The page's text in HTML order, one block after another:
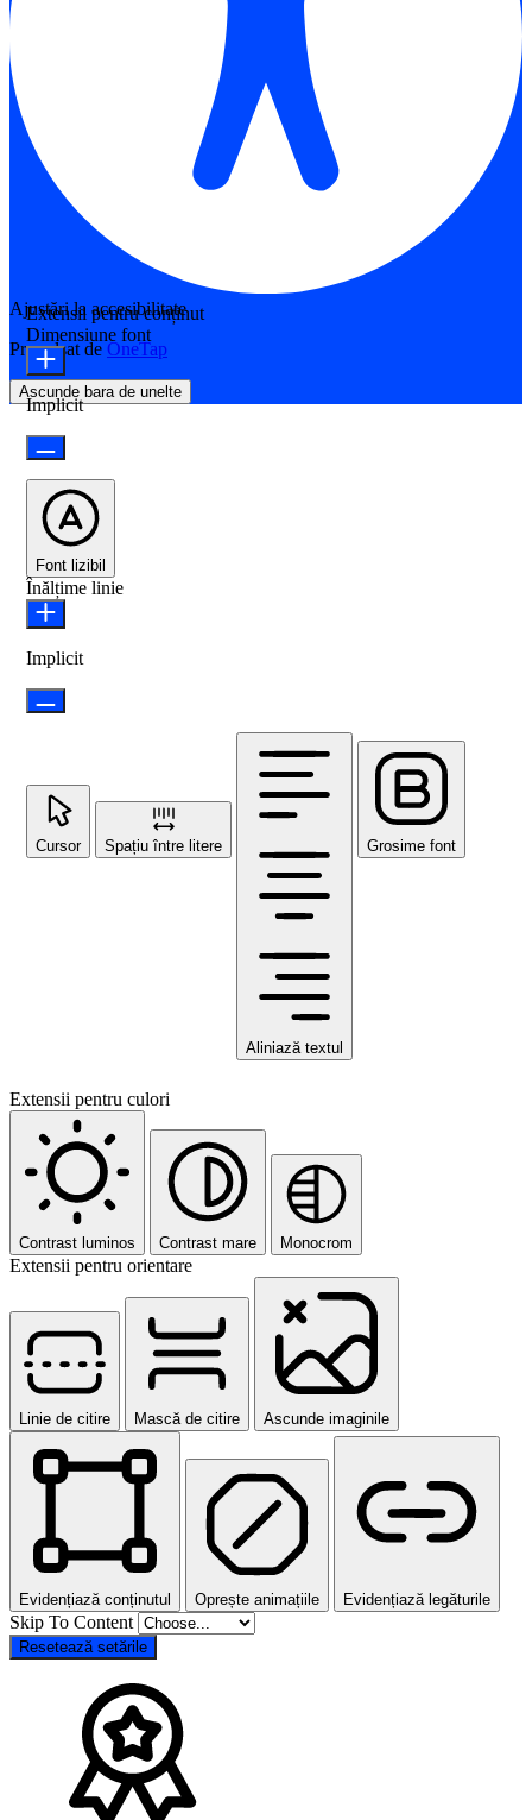
Ajustări la accesibilitate
Propulsat de OneTap
Ascunde bara de unelte
Extensii pentru conținut
Dimensiune font
Implicit
Font lizibil
Înălțime linie
Implicit
Cursor Spațiu între litere
Aliniază textul
Grosime font
Extensii pentru culori
Contrast luminos Contrast mare Monocrom
Extensii pentru orientare
Linie de citire Mască de citire Ascunde imaginile
Evidențiază conținutul Oprește animațiile Evidențiază legăturile
Skip To Content
Resetează setările